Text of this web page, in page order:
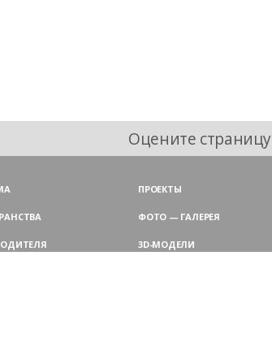
Оцените страницу
ПРОЕКТЫ
ФОТО — ГАЛЕРЕЯ
3D-МОДЕЛИ